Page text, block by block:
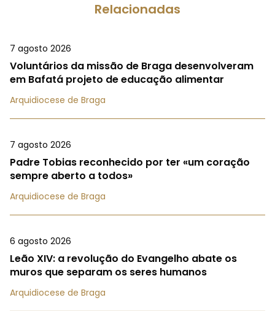
Relacionadas
7 agosto 2026
Voluntários da missão de Braga desenvolveram
em Bafatá projeto de educação alimentar
Arquidiocese de Braga
7 agosto 2026
Padre Tobias reconhecido por ter «um coração
sempre aberto a todos»
Arquidiocese de Braga
6 agosto 2026
Leão XIV: a revolução do Evangelho abate os
muros que separam os seres humanos
Arquidiocese de Braga